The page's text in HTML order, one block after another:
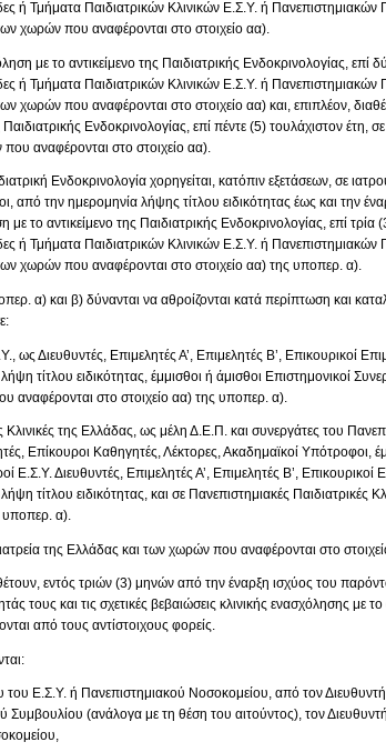
ή Τμήματα Παιδιατρικών Κλινικών Ε.Σ.Υ. ή Πανεπιστημιακών
χωρών που αναφέρονται στο στοιχείο αα).
με το αντικείμενο της Παιδιατρικής Ενδοκρινολογίας, επί
ή Τμήματα Παιδιατρικών Κλινικών Ε.Σ.Υ. ή Πανεπιστημιακών
χωρών που αναφέρονται στο στοιχείο αα) και, επιπλέον,
Ενδοκρινολογίας, επί πέντε (5) τουλάχιστον έτη, σε
αναφέρονται στο στοιχείο αα).
Ενδοκρινολογία χορηγείται, κατόπιν εξετάσεων, σε
από την ημερομηνία λήψης τίτλου ειδικότητας έως και την
το αντικείμενο της Παιδιατρικής Ενδοκρινολογίας, επί τρία
ή Τμήματα Παιδιατρικών Κλινικών Ε.Σ.Υ. ή Πανεπιστημιακών
χωρών που αναφέρονται στο στοιχείο αα) της υποπερ. α).
α) και β) δύνανται να αθροίζονται κατά περίπτωση και
ως Διευθυντές, Επιμελητές Α’, Επιμελητές Β’, Επικουρικοί
τίτλου ειδικότητας, έμμισθοι ή άμισθοι Επιστημονικοί
αναφέρονται στο στοιχείο αα) της υποπερ. α).
Κλινικές της Ελλάδας, ως μέλη Δ.Ε.Π. και συνεργάτες του
Επίκουροι Καθηγητές, Λέκτορες, Ακαδημαϊκοί Υπότροφοι,
Ε.Σ.Υ. Διευθυντές, Επιμελητές Α’, Επιμελητές Β’, Επικουρικοί
λήψη τίτλου ειδικότητας, και σε Πανεπιστημιακές Παιδιατρικές
υποπερ. α).
ιατρεία της Ελλάδας και των χωρών που αναφέρονται στο
εντός τριών (3) μηνών από την έναρξη ισχύος του
τους και τις σχετικές βεβαιώσεις κλινικής ενασχόλησης με το
από τους αντίστοιχους φορείς.
Ε.Σ.Υ. ή Πανεπιστημιακού Νοσοκομείου, από τον Διευθυντή
(ανάλογα με τη θέση του αιτούντος), τον Διευθυντή